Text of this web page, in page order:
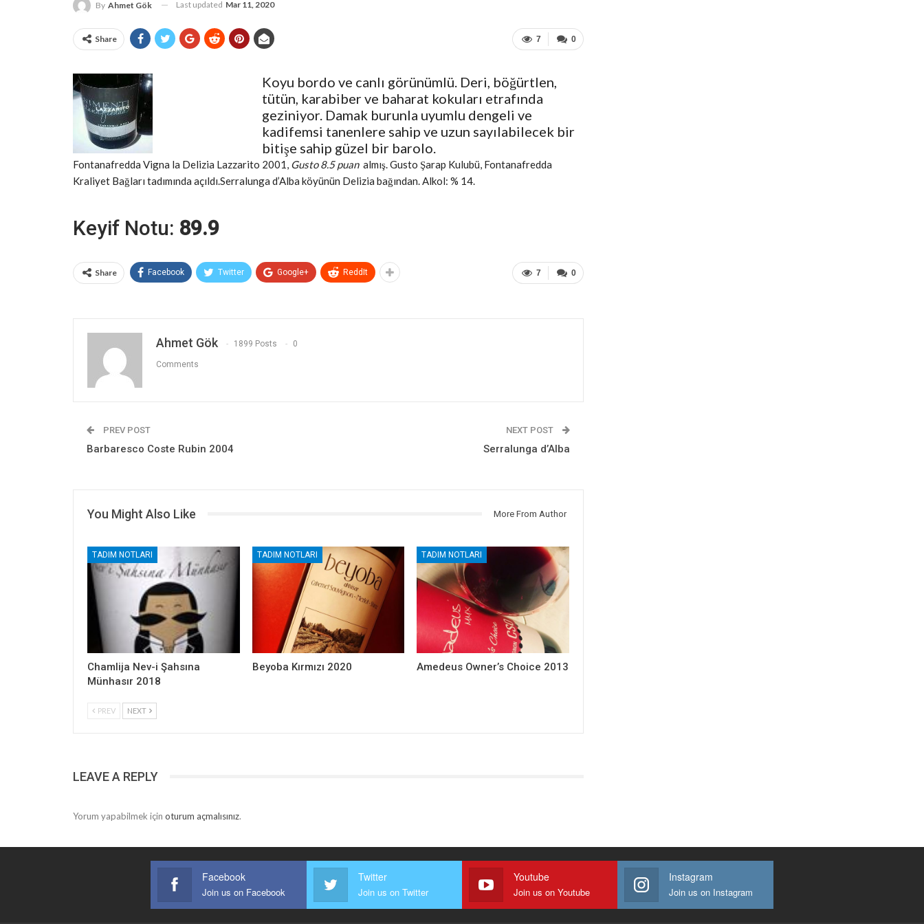
By Ahmet Gök Last updated Mar 11, 2020
0
7
Share
Koyu bordo ve canlı görünümlü. Deri, böğürtlen,
tütün, karabiber ve baharat kokuları etrafında
geziniyor. Damak burunla uyumlu dengeli ve
kadifemsi tanenlere sahip ve uzun sayılabilecek bir
bitişe sahip güzel bir barolo.
Fontanafredda Vigna la Delizia Lazzarito 2001, Gusto 8.5 puan almış. Gusto Şarap Kulubü, Fontanafredda
Kraliyet Bağları tadımında açıldı.Serralunga d’Alba köyünün Delizia bağından. Alkol: % 14.
Keyif Notu: 89.9
0
7
Share Facebook Twitter Google+ ReddIt
Ahmet Gök 1899 Posts 0
Comments
PREV POST
Barbaresco Coste Rubin 2004
NEXT POST
Serralunga d’Alba
You Might Also Like More From Author
TADIM NOTLARI
Chamlija Nev-i Şahsına
Münhasır 2018
TADIM NOTLARI
Beyoba Kırmızı 2020
TADIM NOTLARI
Amedeus Owner’s Choice 2013
PREV NEXT
LEAVE A REPLY
Yorum yapabilmek için oturum açmalısınız.
Facebook
Join us on Facebook
Twitter
Join us on Twitter
Youtube
Join us on Youtube
Instagram
Join us on Instagram